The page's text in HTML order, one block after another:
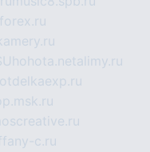
hohota.netalimy.ru
otdelkaexp.ru
c.ru